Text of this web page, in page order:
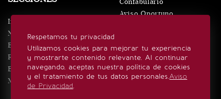
Respetamos tu privacidad
Utilizamos cookies para mejorar tu experiencia
y mostrarte contenido relevante. Al continuar
navegando, aceptas nuestra política de cookies
y el tratamiento de tus datos personales.Aviso
de Privacidad.
Inicio
Noticias
Eventos
Realeza
Estilo de vida
Minuto x Minuto
Confabulario
Aviso Oportuno
SÍGUENOS